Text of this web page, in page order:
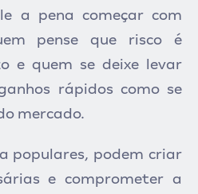
a pena começar com
pense que risco é
e quem se deixe levar
rápidos como se
mercado.
populares, podem criar
e comprometer a